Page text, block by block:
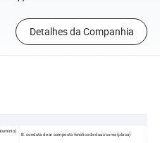
Detalhes da Companhia
B. conduta de ar composto fenólico de duas cores (placa)